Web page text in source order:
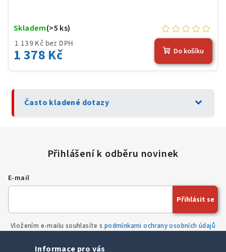
1 139 Kč bez DPH
1 378 Kč
Skladem(>5 ks)
Do košíku
Často kladené dotazy expand_more
E-mail
Vložením e-mailu souhlasíte s podmínkami ochrany osobních údajů
Přihlásit se
Informace pro vás